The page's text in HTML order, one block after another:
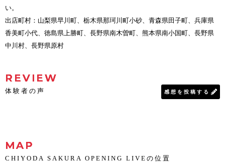
い。
出店町村：山梨県早川町、栃木県那珂川町小砂、青森県田子町、兵庫県
香美町小代、徳島県上勝町、長野県南木曽町、熊本県南小国町、長野県
中川村、長野県原村
REVIEW
体験者の声 感想を投稿する
MAP
CHIYODA SAKURA OPENING LIVEの位置